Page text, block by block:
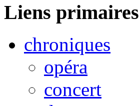
Liens primaires
chroniques
opéra
concert